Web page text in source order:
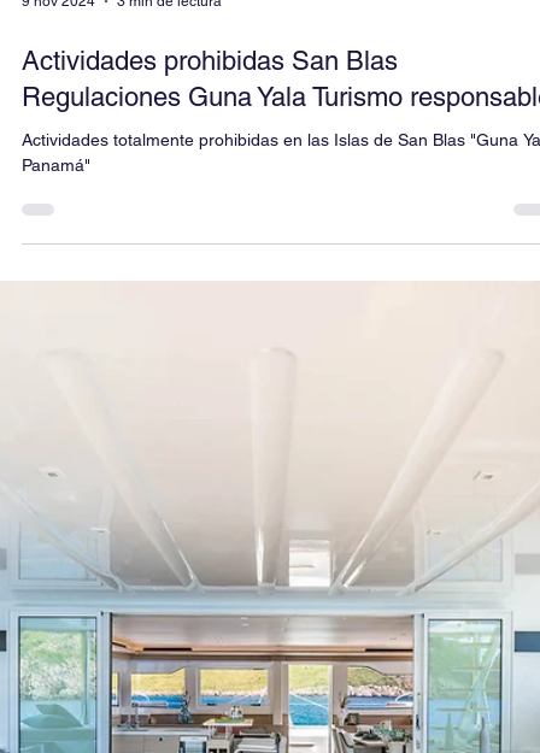
9 nov 2024
Las principales características de un buen
catamarán
Cuando alquile un catamaran tenga en cuenta las siguientes
características de un buen catamarán